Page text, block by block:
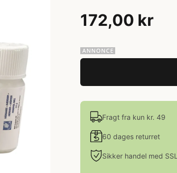
172,00 kr
Fragt fra kun kr. 49
60 dages returret
Sikker handel med